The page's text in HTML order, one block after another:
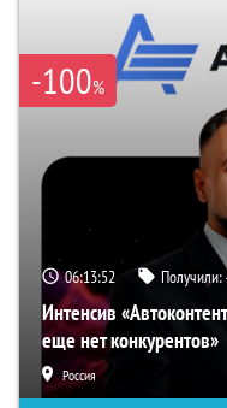
-100%
06:13:51 Получили:
Интенсив
еще нет конкурентов»
Россия